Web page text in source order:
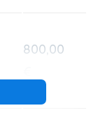
800,00